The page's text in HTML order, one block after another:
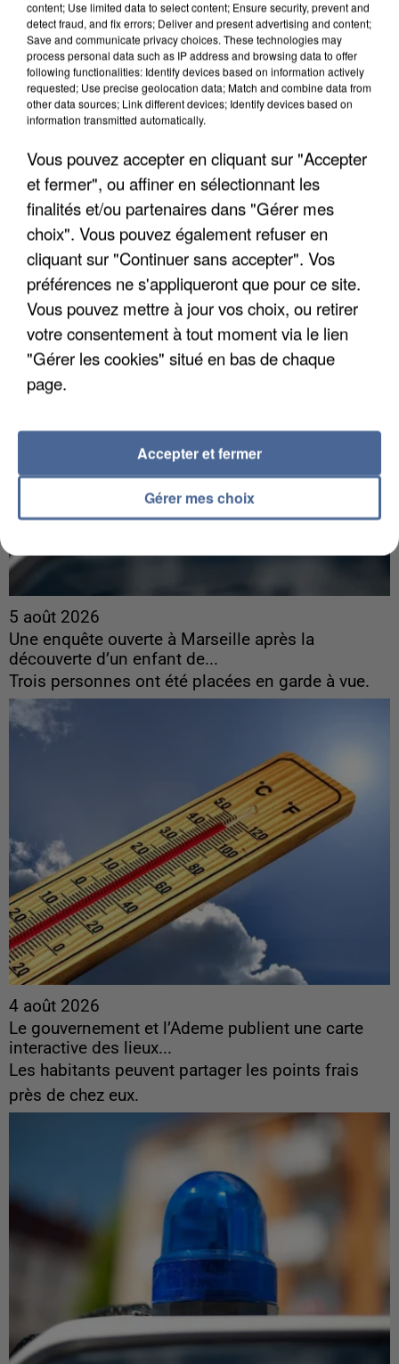
5 août 2026
L’un des fondateurs supposés de la DZ Mafia
interpellé en Algérie
Il est soupçonné d'y avoir mené ses opérations en
France.
5 août 2026
Une enquête ouverte à Marseille après la
découverte d’un enfant de...
Trois personnes ont été placées en garde à vue.
4 août 2026
Le gouvernement et l’Ademe publient une carte
interactive des lieux...
Les habitants peuvent partager les points frais
près de chez eux.
content; Use limited data to select content; Ensure security, prevent and
detect fraud, and fix errors; Deliver and present advertising and content;
Save and communicate privacy choices. These technologies may
process personal data such as IP address and browsing data to offer
following functionalities: Identify devices based on information actively
requested; Use precise geolocation data; Match and combine data from
other data sources; Link different devices; Identify devices based on
information transmitted automatically.
Vous pouvez accepter en cliquant sur "Accepter
et fermer", ou affiner en sélectionnant les
finalités et/ou partenaires dans "Gérer mes
choix". Vous pouvez également refuser en
cliquant sur "Continuer sans accepter". Vos
préférences ne s'appliqueront que pour ce site.
Vous pouvez mettre à jour vos choix, ou retirer
votre consentement à tout moment via le lien
"Gérer les cookies" situé en bas de chaque
page.
Gérer mes choix
Accepter et fermer